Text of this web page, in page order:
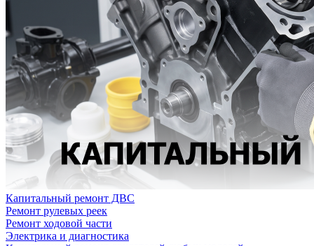
Капитальный ремонт ДВС
Ремонт рулевых реек
Ремонт ходовой части
Электрика и диагностика